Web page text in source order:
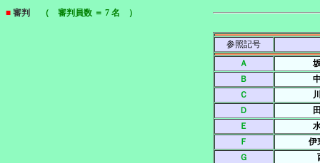
■ 審判 （ 審判員数 ＝ 7 名 ）
参照記号
Ａ
Ｂ
Ｃ
Ｄ
Ｅ
Ｆ
伊
Ｇ